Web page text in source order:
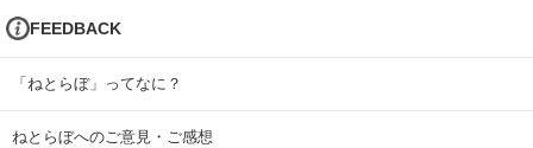
FEEDBACK
「ねとらぼ」ってなに？
ねとらぼへのご意見・ご感想